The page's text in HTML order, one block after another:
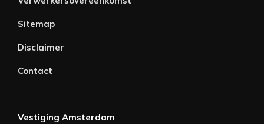
Sitemap
Disclaimer
Contact
Vestiging Amsterdam